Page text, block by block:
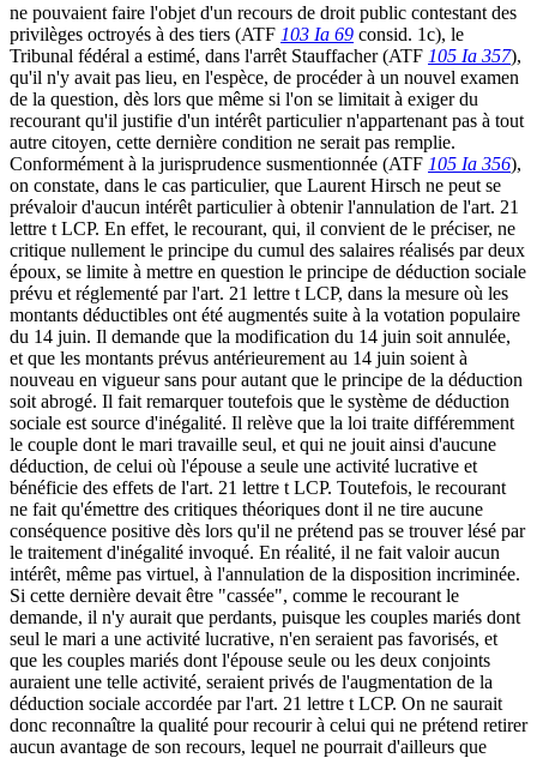
ne pouvaient faire l'objet d'un recours de droit public contestant des
privilèges octroyés à des tiers (ATF 103 Ia 69 consid. 1c), le
Tribunal fédéral a estimé, dans l'arrêt Stauffacher (ATF 105 Ia 357),
qu'il n'y avait pas lieu, en l'espèce, de procéder à un nouvel examen
de la question, dès lors que même si l'on se limitait à exiger du
recourant qu'il justifie d'un intérêt particulier n'appartenant pas à tout
autre citoyen, cette dernière condition ne serait pas remplie.
Conformément à la jurisprudence susmentionnée (ATF 105 Ia 356),
on constate, dans le cas particulier, que Laurent Hirsch ne peut se
prévaloir d'aucun intérêt particulier à obtenir l'annulation de l'art. 21
lettre t LCP. En effet, le recourant, qui, il convient de le préciser, ne
critique nullement le principe du cumul des salaires réalisés par deux
époux, se limite à mettre en question le principe de déduction sociale
prévu et réglementé par l'art. 21 lettre t LCP, dans la mesure où les
montants déductibles ont été augmentés suite à la votation populaire
du 14 juin. Il demande que la modification du 14 juin soit annulée,
et que les montants prévus antérieurement au 14 juin soient à
nouveau en vigueur sans pour autant que le principe de la déduction
soit abrogé. Il fait remarquer toutefois que le système de déduction
sociale est source d'inégalité. Il relève que la loi traite différemment
le couple dont le mari travaille seul, et qui ne jouit ainsi d'aucune
déduction, de celui où l'épouse a seule une activité lucrative et
bénéficie des effets de l'art. 21 lettre t LCP. Toutefois, le recourant
ne fait qu'émettre des critiques théoriques dont il ne tire aucune
conséquence positive dès lors qu'il ne prétend pas se trouver lésé par
le traitement d'inégalité invoqué. En réalité, il ne fait valoir aucun
intérêt, même pas virtuel, à l'annulation de la disposition incriminée.
Si cette dernière devait être "cassée", comme le recourant le
demande, il n'y aurait que perdants, puisque les couples mariés dont
seul le mari a une activité lucrative, n'en seraient pas favorisés, et
que les couples mariés dont l'épouse seule ou les deux conjoints
auraient une telle activité, seraient privés de l'augmentation de la
déduction sociale accordée par l'art. 21 lettre t LCP. On ne saurait
donc reconnaître la qualité pour recourir à celui qui ne prétend retirer
aucun avantage de son recours, lequel ne pourrait d'ailleurs que